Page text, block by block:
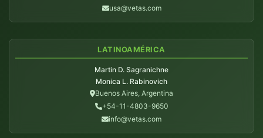
usa@vetas.com
LATINOAMÉRICA
Martin D. Sagranichne
Monica L. Rabinovich
Buenos Aires, Argentina
+54-11-4803-9650
info@vetas.com